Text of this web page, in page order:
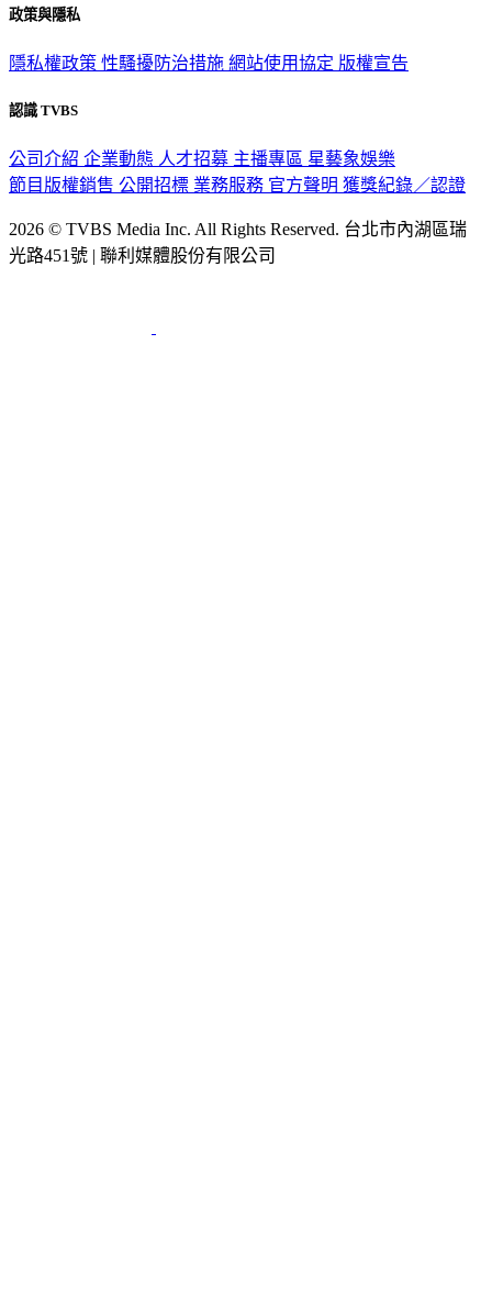
政策與隱私
隱私權政策 性騷擾防治措施 網站使用協定 版權宣告
認識 TVBS
公司介紹 企業動態 人才招募 主播專區 星藝象娛樂
節目版權銷售 公開招標 業務服務 官方聲明 獲獎紀錄／認證
2026 © TVBS Media Inc. All Rights Reserved. 台北市內湖區瑞
光路451號 | 聯利媒體股份有限公司